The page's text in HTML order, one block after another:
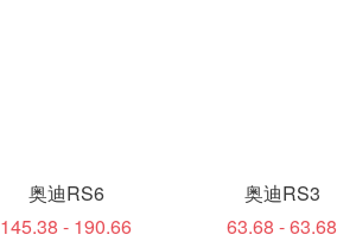
奥迪RS6
145.38 - 190.66
奥迪RS3
63.68 - 63.68